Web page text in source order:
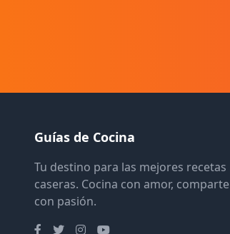
Guías de Cocina
Tu destino para las mejores recetas
caseras. Cocina con amor, comparte
con pasión.